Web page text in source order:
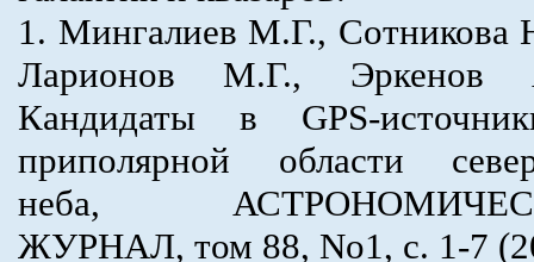
1. Мингалиев М.Г.,
Ларионов М.Г., Эркенов
Кандидаты в GPS-
приполярной области
неба,
ЖУРНАЛ, том 88, No1, с. 1-7